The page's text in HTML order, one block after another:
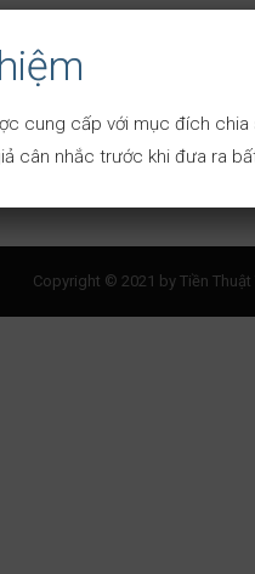
Copyright © 2021 by Tiền Thuật
cung cấp với mục đích chia
cân nhắc trước khi đưa ra